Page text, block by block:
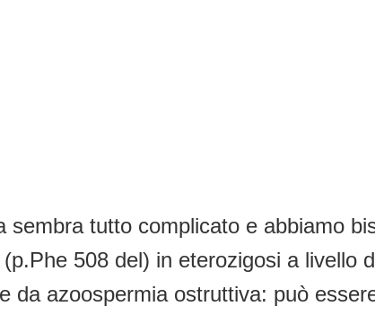
tutto complicato e abbiamo
508 del) in eterozigosi a livello
da azoospermia ostruttiva: può